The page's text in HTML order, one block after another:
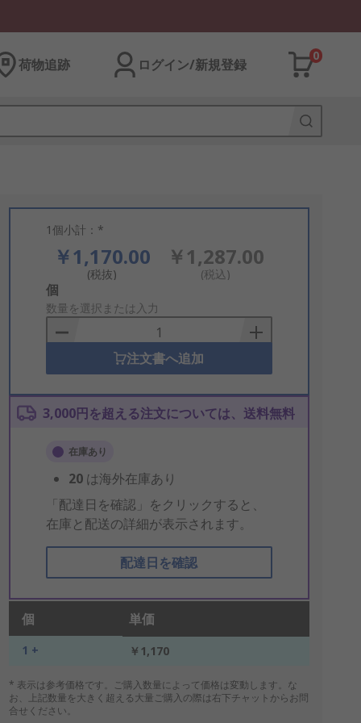
荷物追跡 ログイン/新規登録
0
1個小計：*
￥1,170.00
(税抜)
￥1,287.00
(税込)
Add
to
Basket
個
数量を選択または入力
注文書へ追加
3,000円を超える注文については、送料無料
在庫あり
20 は海外在庫あり
「配達日を確認」をクリックすると、
在庫と配送の詳細が表示されます。
配達日を確認
個 単価
1 + ￥1,170
* 表示は参考価格です。ご購入数量によって価格は変動します。な
お、上記数量を大きく超える大量ご購入の際は右下チャットからお問
合せください。